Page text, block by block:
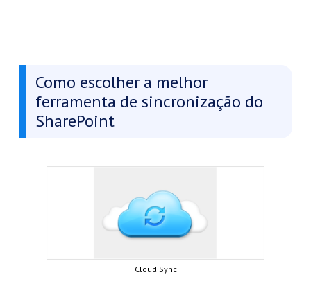
Como escolher a melhor
ferramenta de sincronização do
SharePoint
Cloud Sync